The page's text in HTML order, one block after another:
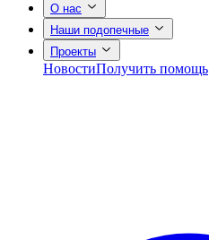
О нас
Наши подопечные
Проекты
НовостиПолучить помощь